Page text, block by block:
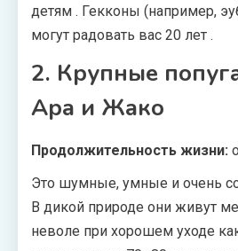
детям . Гекконы (например,
могут радовать вас 20 лет .
2. Крупные
Ара и Жако
Продолжительность жизни:
Это шумные, умные и очень
В дикой природе они живут
неволе при хорошем уходе